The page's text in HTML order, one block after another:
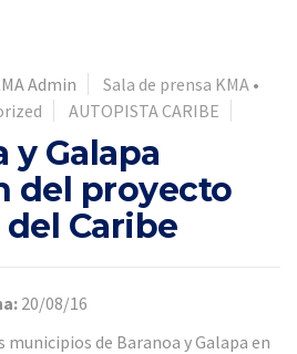
Admin Sala de prensa KMA •
AUTOPISTA CARIBE
y Galapa
del proyecto
Caribe
20/08/16
de Baranoa y Galapa en